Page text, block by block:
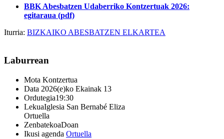
BBK Abesbatzen Udaberriko Kontzertuak 2026:
egitaraua (pdf)
Iturria: BIZKAIKO ABESBATZEN ELKARTEA
Laburrean
Mota Kontzertua
Data 2026(e)ko Ekainak 13
Ordutegia19:30
LekuaIglesia San Bernabé Eliza
Ortuella
ZenbatekoaDoan
Ikusi agenda Ortuella